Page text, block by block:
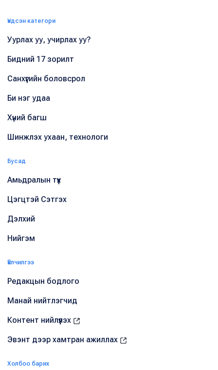
Үндсэн категори
Уурлах уу, учирлах уу?
Бидний 17 зорилт
Санхүүгийн боловсрол
Би нэг удаа
Хүний багш
Шинжлэх ухаан, технологи
Бусад
Амьдралын түүх
Цэгцтэй Сэтгэх
Дэлхий
Нийгэм
Үйлчилгээ
Редакцын бодлого
Манай нийтлэгчид
Контент нийлүүлэх
Эвэнт дээр хамтран ажиллах
Холбоо барих